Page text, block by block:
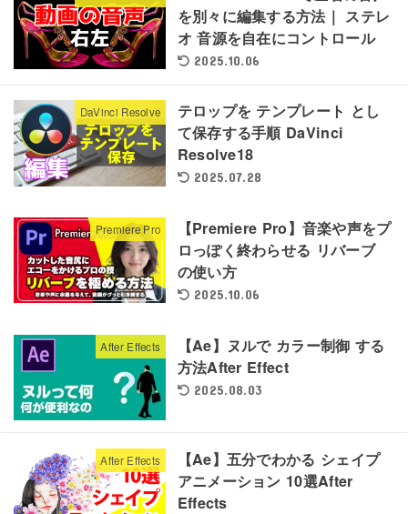
を別々に編集する方法｜ ステレ
オ 音源を自在にコントロール
2025.10.06
DaVinci Resolve
テロップを テンプレート とし
て保存する手順 DaVinci
Resolve18
2025.07.28
Premiere Pro
【Premiere Pro】音楽や声をプ
ロっぽく終わらせる リバーブ
の使い方
2025.10.06
After Effects
【Ae】ヌルで カラー制御 する
方法After Effect
2025.08.03
After Effects
【Ae】五分でわかる シェイプ
アニメーション 10選After
Effects